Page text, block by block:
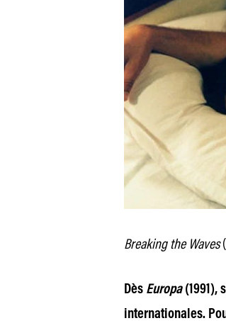
Breaking the Waves
Dès Europa(1991),
internationales.